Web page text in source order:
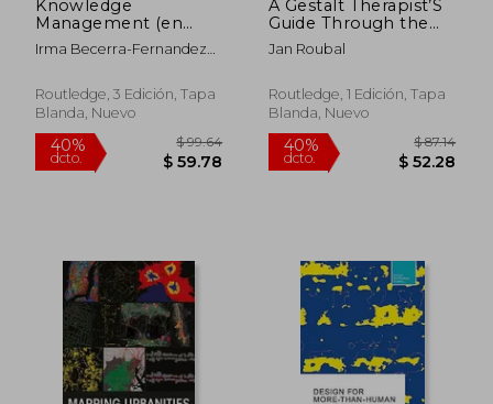
Knowledge
Management (en
Inglés)
Irma Becerra-Fernandez
Kumi Irma Becerra-
Fernandez
Routledge, 3 Edición, Tapa
Blanda, Nuevo
A Gestalt Therapist’S
Guide Through the
Depressive Field:
Giving way to Hope
Book Series) (en
Inglés)
Jan Roubal
Routledge, 1 Edición, Tapa
Blanda, Nuevo